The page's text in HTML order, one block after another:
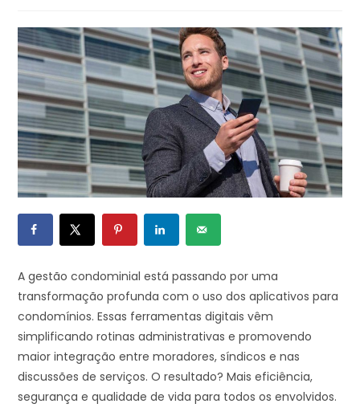
A gestão condominial está passando por uma
transformação profunda com o uso dos aplicativos para
condomínios. Essas ferramentas digitais vêm
simplificando rotinas administrativas e promovendo
maior integração entre moradores, síndicos e nas
discussões de serviços. O resultado? Mais eficiência,
segurança e qualidade de vida para todos os envolvidos.